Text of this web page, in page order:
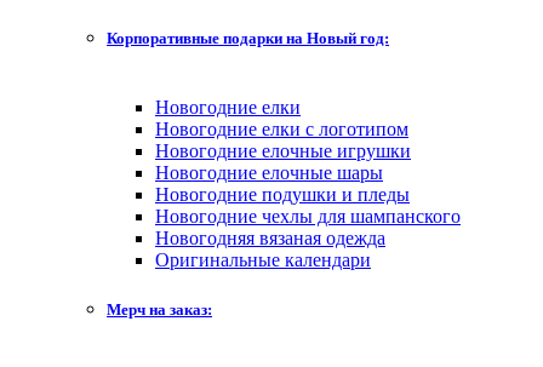
Корпоративные подарки на Новый год:
Новогодние елки
Новогодние елки с логотипом
Новогодние елочные игрушки
Новогодние елочные шары
Новогодние подушки и пледы
Новогодние чехлы для шампанского
Новогодняя вязаная одежда
Оригинальные календари
Мерч на заказ: